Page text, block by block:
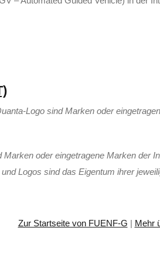
Logo sind Marken oder
oder eingetragene Marken der
Logos sind das Eigentum ihrer
Zur Startseite von FUENF-G | Mehr